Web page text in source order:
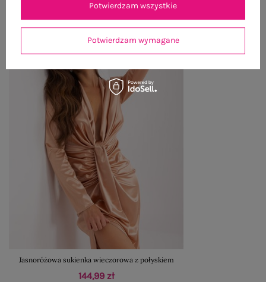
Jasnoróżowa sukienka wieczorowa z połyskiem
144,99 zł
Potwierdzam wymagane
Potwierdzam wszystkie